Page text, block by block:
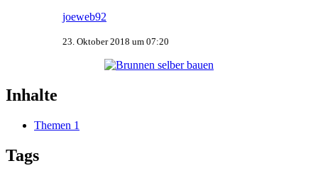
joeweb92
23. Oktober 2018 um 07:20
Inhalte
Themen 1
Tags